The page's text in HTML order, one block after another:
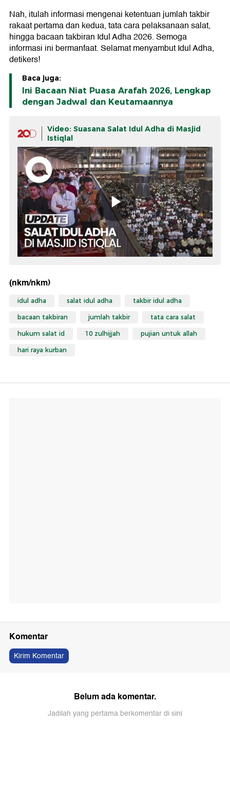
Nah, itulah informasi mengenai ketentuan jumlah takbir
rakaat pertama dan kedua, tata cara pelaksanaan salat,
hingga bacaan takbiran Idul Adha 2026. Semoga
informasi ini bermanfaat. Selamat menyambut Idul Adha,
detikers!
Baca juga:
Ini Bacaan Niat Puasa Arafah 2026, Lengkap
dengan Jadwal dan Keutamaannya
Video: Suasana Salat Idul Adha di Masjid
Istiqlal
(nkm/nkm)
idul adha salat idul adha takbir idul adha
bacaan takbiran jumlah takbir tata cara salat
hukum salat id 10 zulhijjah pujian untuk allah
hari raya kurban
Komentar
Kirim Komentar
Belum ada komentar.
Jadilah yang pertama berkomentar di sini